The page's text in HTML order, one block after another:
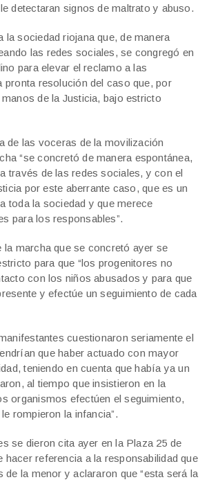
detectaran signos de maltrato y abuso.
la sociedad riojana que, de manera
las redes sociales, se congregó en
para elevar el reclamo a las
pronta resolución del caso que, por
de la Justicia, bajo estricto
de las voceras de la movilización
“se concretó de manera espontánea,
través de las redes sociales, y con el
por este aberrante caso, que es un
toda la sociedad y que merece
para los responsables”.
la marcha que se concretó ayer se
para que “los progenitores no
con los niños abusados y para que
y efectúe un seguimiento de cada
cuestionaron seriamente el
que haber actuado con mayor
teniendo en cuenta que había ya un
al tiempo que insistieron en la
organismos efectúen el seguimiento,
rompieron la infancia”.
se dieron cita ayer en la Plaza 25 de
hacer referencia a la responsabilidad que
de la menor y aclararon que “esta será la